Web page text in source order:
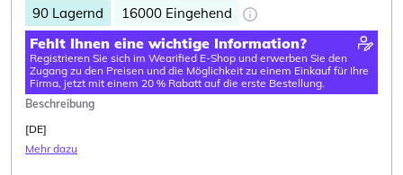
90 Lagernd 16000 Eingehend
Fehlt Ihnen eine wichtige Information?
Registrieren Sie sich im Wearified E-Shop und erwerben Sie den
Zugang zu den Preisen und die Möglichkeit zu einem Einkauf für Ihre
Firma, jetzt mit einem 20 % Rabatt auf die erste Bestellung.
Beschreibung
[DE]
Mehr dazu